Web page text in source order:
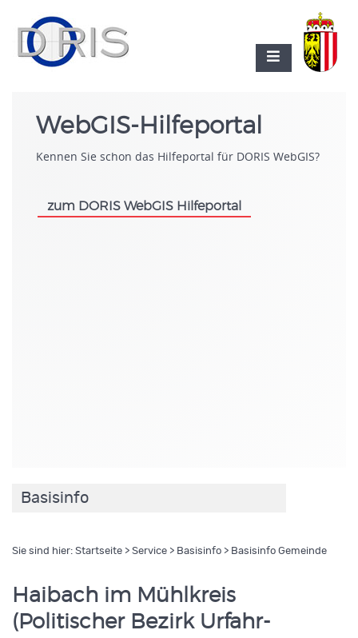
WebGIS-Hilfeportal
Kennen Sie schon das Hilfeportal für DORIS WebGIS?
zum DORIS WebGIS Hilfeportal
Basisinfo
Sie sind hier: Startseite > Service > Basisinfo > Basisinfo Gemeinde
Haibach im Mühlkreis
(Politischer Bezirk Urfahr-